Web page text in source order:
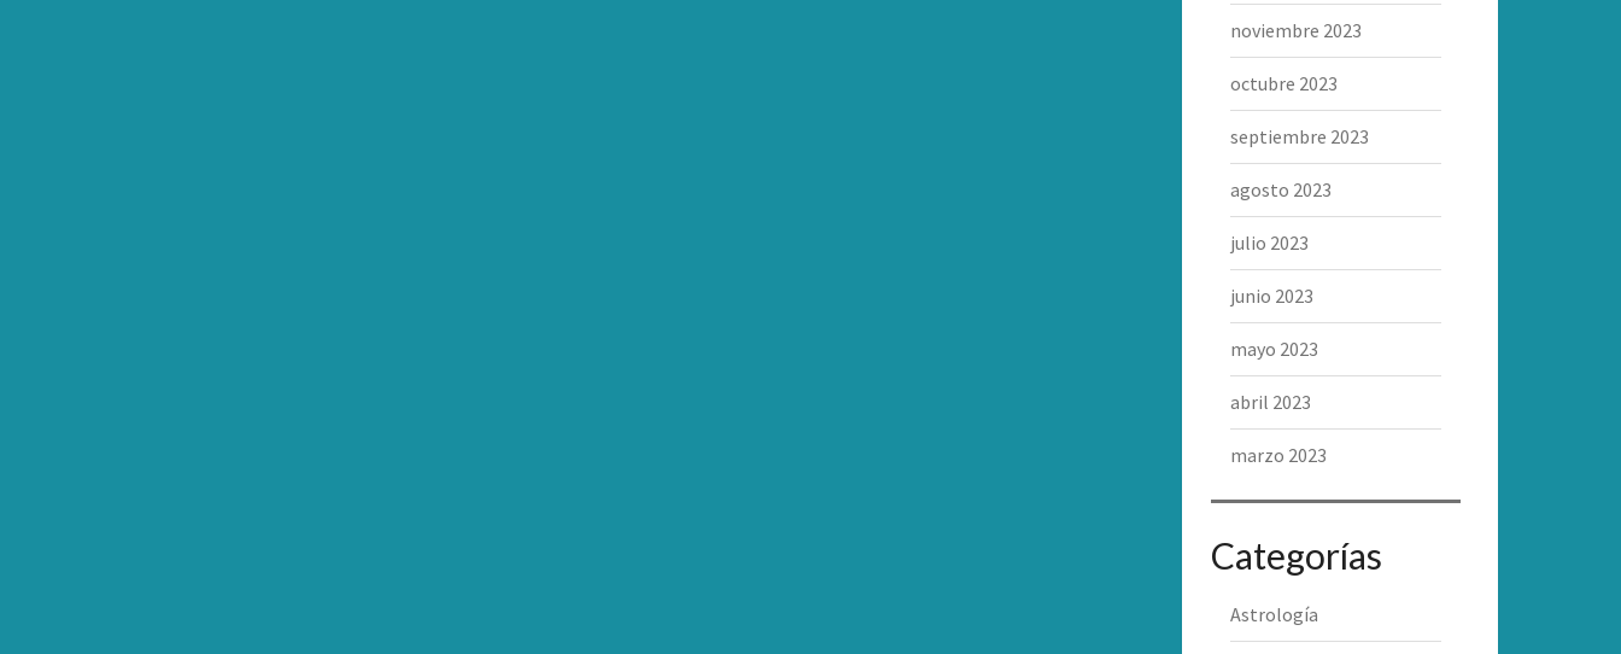
noviembre 2023
octubre 2023
septiembre 2023
agosto 2023
julio 2023
junio 2023
mayo 2023
abril 2023
marzo 2023
Categorías
Astrología